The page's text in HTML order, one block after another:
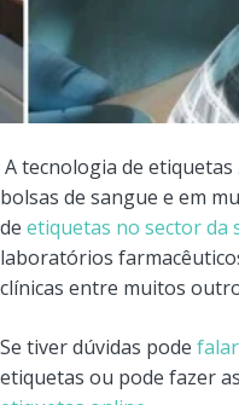
A tecnologia de etiquetas
bolsas de sangue e em
de etiquetas no sector da
laboratórios
clínicas entre muitos
Se tiver dúvidas pode
etiquetas ou pode fazer